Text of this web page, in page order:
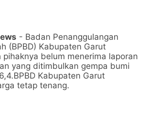
- Badan Penanggulangan
(BPBD) Kabupaten Garut
pihaknya belum menerima laporan
yang ditimbulkan gempa bumi
Kabupaten Garut
tetap tenang.